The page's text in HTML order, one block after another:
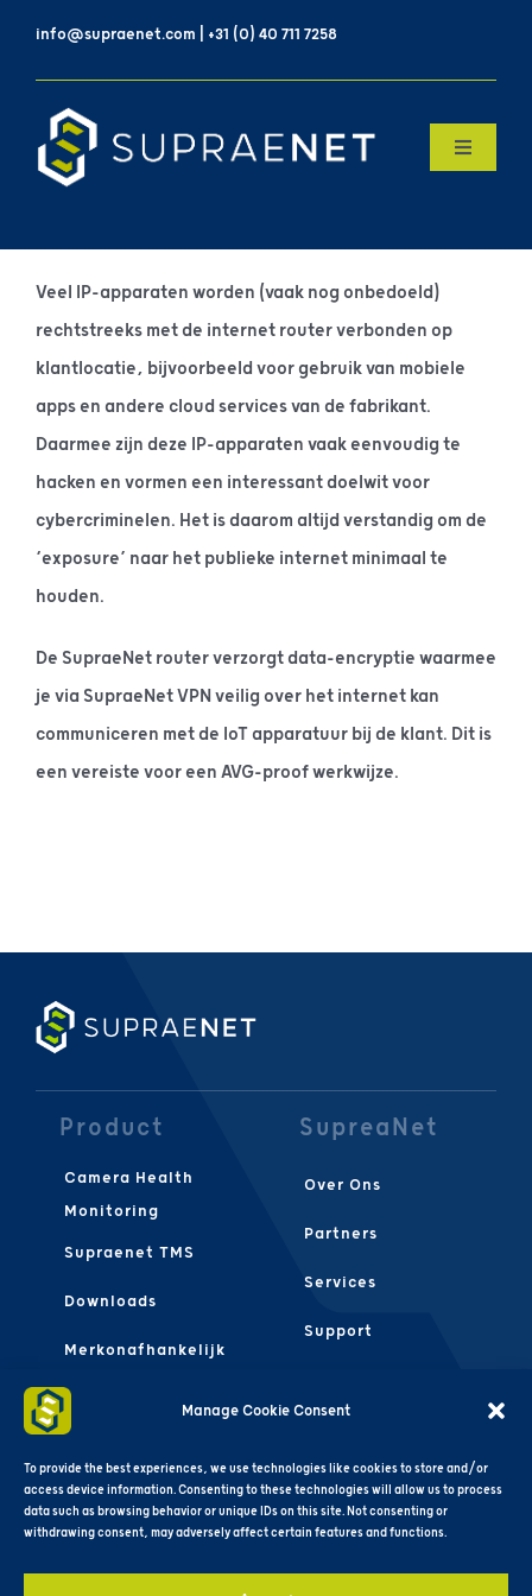
Manage Cookie Consent
To provide the best experiences, we use technologies like cookies to store and/or
access device information. Consenting to these technologies will allow us to process
data such as browsing behavior or unique IDs on this site. Not consenting or
withdrawing consent, may adversely affect certain features and functions.
info@supraenet.com | +31 (0) 40 711 7258
Toggle
Over Ons
Products
Contact
Veel IP-apparaten worden (vaak nog onbedoeld)
rechtstreeks met de internet router verbonden op
klantlocatie, bijvoorbeeld voor gebruik van mobiele
apps en andere cloud services van de fabrikant.
Daarmee zijn deze IP-apparaten vaak eenvoudig te
hacken en vormen een interessant doelwit voor
cybercriminelen. Het is daarom altijd verstandig om de
‘exposure’ naar het publieke internet minimaal te
houden.
De SupraeNet router verzorgt data-encryptie waarmee
je via SupraeNet VPN veilig over het internet kan
communiceren met de IoT apparatuur bij de klant. Dit is
een vereiste voor een AVG-proof werkwijze.
Product
Camera Health
Monitoring
Supraenet TMS
Downloads
Merkonafhankelijk
FAQS
SupreaNet
Over Ons
Partners
Services
Support
Algemene